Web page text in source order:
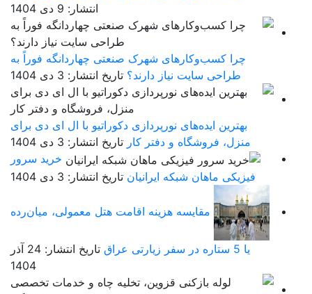
انتشار: 9 دی 1404
چرا کسب‌وکارهای شهرک صنعتی چهاردانگه فوراً به
طراحی سایت نیاز دارند؟ تاریخ انتشار: 3 دی 1404
بهترین ایده‌های نورپردازی دکوراتیو با ال ای دی برای
منزل، فروشگاه و دفتر کار تاریخ انتشار: 3 دی 1404
خرید سرور
فیزیکی ماهان شبکه ایرانیان تاریخ انتشار: 3 دی 1404
مقایسه هزینه اقامت هتل معمولی، میان‌رده
تاریخ انتشار: 24 آذر
1404